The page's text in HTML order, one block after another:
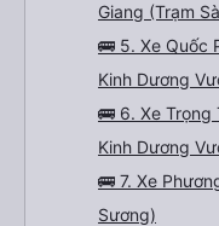
Giang (Trạm
🚌 5. Xe Quốc
Kinh Dương
🚌 6. Xe Trọng
Kinh Dương
🚌 7. Xe
Sương)